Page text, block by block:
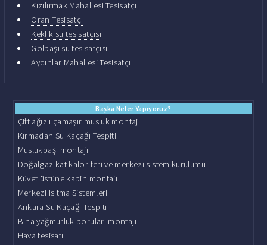
Kızılırmak Mahallesi Tesisatçı
Oran Tesisatçı
Keklik su tesisatçısı
Gölbaşı su tesisatçısı
Aydınlar Mahallesi Tesisatçı
Başka Neler Yapıyoruz?
Çift ağızlı çamaşır musluk montajı
Kırmadan Su Kaçağı Tespiti
Muslukbaşı montajı
Doğalgaz kat kaloriferi ve merkezi sistem kurulumu
Küvet üstüne kabin montajı
Merkezi Isıtma Sistemleri
Ankara Su Kaçağı Tespiti
Bina yağmurluk boruları montajı
Hava tesisatı